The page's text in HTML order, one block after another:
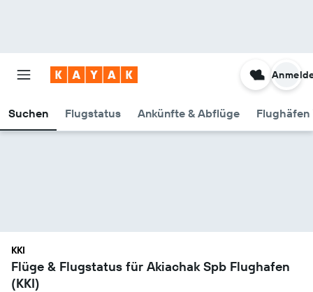
Suchen Flugstatus Ankünfte & Abflüge Flughäfen
KKI
Flüge & Flugstatus für Akiachak Spb Flughafen
(KKI)